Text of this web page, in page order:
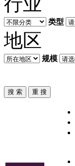
类型
地区
规模